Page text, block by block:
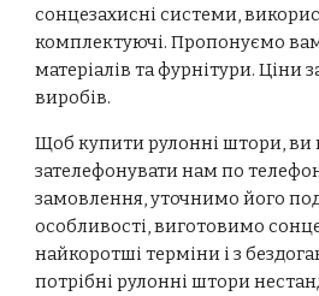
сонцезахисні системи,
комплектуючі. Пропонуємо
матеріалів та фурнітури. Ціни
виробів.
Щоб купити рулонні штори, ви
зателефонувати нам по
замовлення, уточнимо його
особливості, виготовимо
найкоротші терміни і з
потрібні рулонні штори